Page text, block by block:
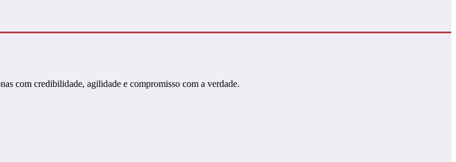
com credibilidade, agilidade e compromisso com a verdade.